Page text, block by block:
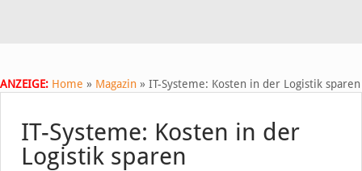
ANZEIGE: Home » Magazin » IT-Systeme: Kosten in der Logistik sparen
IT-Systeme: Kosten in der
Logistik sparen